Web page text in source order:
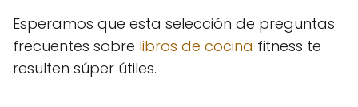
Esperamos que esta selección de preguntas
frecuentes sobre libros de cocina fitness te
resulten súper útiles.